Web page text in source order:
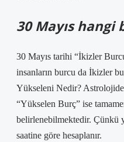
30 Mayıs hangi
30 Mayıs tarihi “İkizler
insanların burcu da İkizler
Yükseleni Nedir?
“Yükselen Burç” ise
belirlenebilmektedir. Çünkü
saatine göre hesaplanır.